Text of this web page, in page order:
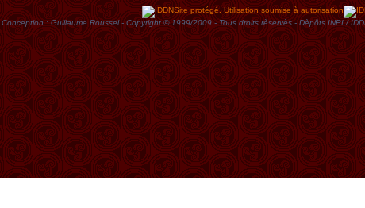
Site protégé. Utilisation soumise à autorisation
Conception : Guillaume Roussel - Copyright © 1999/2009 - Tous droits rèservès - Dèpôts INPI /